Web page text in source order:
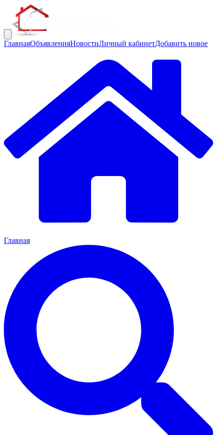
ГлавнаяОбъявленияНовостиЛичный кабинетДобавить новое
Главная